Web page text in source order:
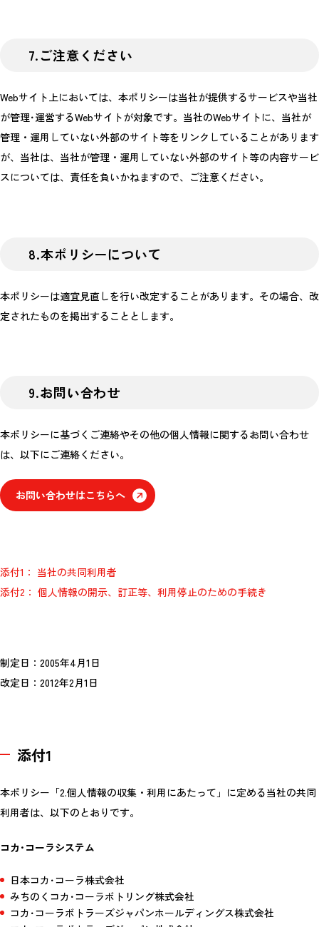
7.ご注意ください
Webサイト上においては、本ポリシーは当社が提供するサービスや当社
が管理･運営するWebサイトが対象です。当社のWebサイトに、当社が
管理・運用していない外部のサイト等をリンクしていることがあります
が、当社は、当社が管理・運用していない外部のサイト等の内容サービ
スについては、責任を負いかねますので、ご注意ください。
8.本ポリシーについて
本ポリシーは適宜見直しを行い改定することがあります。その場合、改
定されたものを掲出することとします。
9.お問い合わせ
本ポリシーに基づくご連絡やその他の個人情報に関するお問い合わせ
は、以下にご連絡ください。
お問い合わせはこちらへ
添付1： 当社の共同利用者
添付2： 個人情報の開示、訂正等、利用停止のための手続き
制定日：2005年4月1日
改定日：2012年2月1日
添付1
本ポリシー「2.個人情報の収集・利用にあたって」に定める当社の共同
利用者は、以下のとおりです。
コカ･コーラシステム
日本コカ･コーラ株式会社
みちのくコカ･コーラボトリング株式会社
コカ･コーラボトラーズジャパンホールディングス株式会社